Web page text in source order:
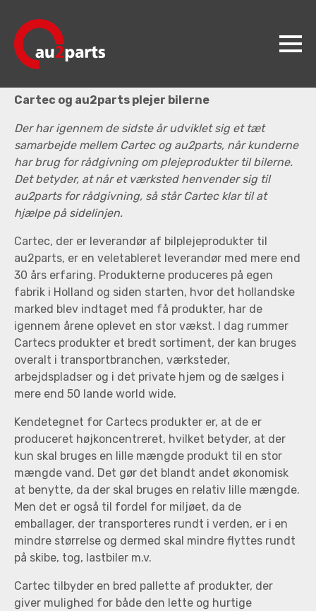
au2parts
Produkter
Videncenter
Koncepter
Kontakt
Jobs
Bilpleje
PLEJEPRODUKTER TIL BILERNE
24-04-2020
Cartec og au2parts plejer bilerne
Der har igennem de sidste år udviklet sig et tæt
samarbejde mellem Cartec og au2parts, når kunderne
har brug for rådgivning om plejeprodukter til bilerne.
Det betyder, at når et værksted henvender sig til
au2parts for rådgivning, så står Cartec klar til at
hjælpe på sidelinjen.
Cartec, der er leverandør af bilplejeprodukter til
au2parts, er en veletableret leverandør med mere end
30 års erfaring. Produkterne produceres på egen
fabrik i Holland og siden starten, hvor det hollandske
marked blev indtaget med få produkter, har de
igennem årene oplevet en stor vækst. I dag rummer
Cartecs produkter et bredt sortiment, der kan bruges
overalt i transportbranchen, værksteder,
arbejdspladser og i det private hjem og de sælges i
mere end 50 lande world wide.
Kendetegnet for Cartecs produkter er, at de er
produceret højkoncentreret, hvilket betyder, at der
kun skal bruges en lille mængde produkt til en stor
mængde vand. Det gør det blandt andet økonomisk
at benytte, da der skal bruges en relativ lille mængde.
Men det er også til fordel for miljøet, da de
emballager, der transporteres rundt i verden, er i en
mindre størrelse og dermed skal mindre flyttes rundt
på skibe, tog, lastbiler m.v.
Cartec tilbyder en bred pallette af produkter, der
giver mulighed for både den lette og hurtige